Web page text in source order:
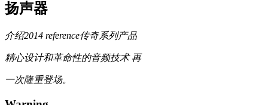
扬声器
介绍2014 reference传奇系列产品
精心设计和革命性的音频技术 再
一次隆重登场。